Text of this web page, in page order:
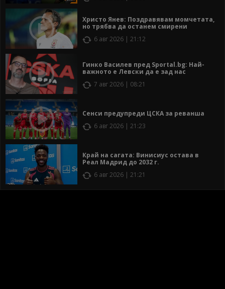
Христо Янев: Поздравявам момчетата,
но трябва да останем смирени
6 авг 2026 | 21:12
Гинко Василев пред Sportal.bg: Най-
важното е Левски да е зад нас
7 авг 2026 | 08:21
Сенси предупреди ЦСКА за реванша
6 авг 2026 | 21:23
Край на сагата: Винисиус остава в
Реал Мадрид до 2032 г.
6 авг 2026 | 21:21